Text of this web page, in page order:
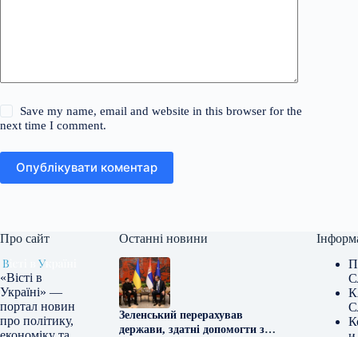
Save my name, email and website in this browser for the
next time I comment.
Опублікувати коментар
Про сайт
«Вісті в
Україні» —
портал новин
про політику,
Останні новини
Зеленський перерахував
держави, здатні допомогти з